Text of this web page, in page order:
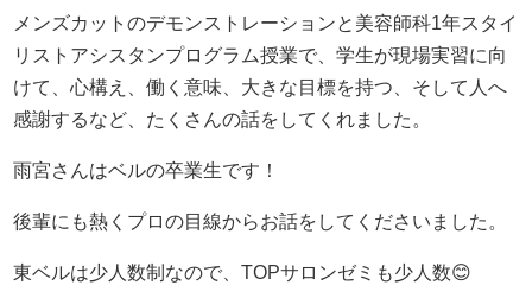
メンズカットのデモンストレーションと美容師科1年スタイ
リストアシスタンプログラム授業で、学生が現場実習に向
けて、心構え、働く意味、大きな目標を持つ、そして人へ
感謝するなど、たくさんの話をしてくれました。
雨宮さんはベルの卒業生です！
後輩にも熱くプロの目線からお話をしてくださいました。
東ベルは少人数制なので、TOPサロンゼミも少人数😊